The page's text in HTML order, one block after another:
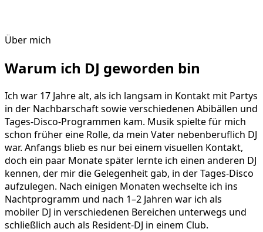
Über mich
Warum ich DJ geworden bin
Ich war 17 Jahre alt, als ich langsam in Kontakt mit Partys
in der Nachbarschaft sowie verschiedenen Abibällen und
Tages-Disco-Programmen kam. Musik spielte für mich
schon früher eine Rolle, da mein Vater nebenberuflich DJ
war. Anfangs blieb es nur bei einem visuellen Kontakt,
doch ein paar Monate später lernte ich einen anderen DJ
kennen, der mir die Gelegenheit gab, in der Tages-Disco
aufzulegen. Nach einigen Monaten wechselte ich ins
Nachtprogramm und nach 1–2 Jahren war ich als
mobiler DJ in verschiedenen Bereichen unterwegs und
schließlich auch als Resident-DJ in einem Club.